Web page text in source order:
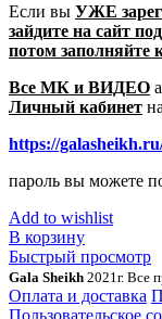
Если вы УЖЕ
зайдите на сайт
потом заполняйте
Все МК и ВИДЕО
Личный кабинет
https://
пароль вы можете
Add to wishlist
В корзину
Быстрый просмотр
Gala Sheikh 2021г. Все
Оплата и доставка
Пользовательское